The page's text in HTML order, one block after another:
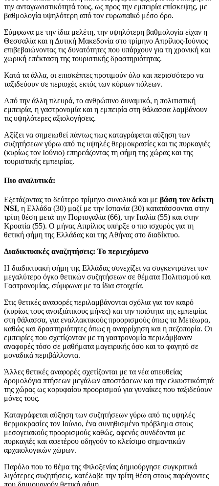
την ανταγωνιστικότητά τους, ως προς την εμπειρία επίσκεψης, με
βαθμολογία υψηλότερη από τον ευρωπαϊκό μέσο όρο.
Σύμφωνα με την ίδια μελέτη, την υψηλότερη βαθμολογία είχαν η
Θεσσαλία και η Δυτική Μακεδονία στο τρίμηνο Απρίλιος-Ιούνιος
επιβεβαιώνοντας τις δυνατότητες που υπάρχουν για τη χρονική και
χωρική επέκταση της τουριστικής δραστηριότητας.
Κατά τα άλλα, οι επισκέπτες προτιμούν όλο και περισσότερο να
ταξιδεύουν σε περιοχές εκτός των κύριων πόλεων.
Από την άλλη πλευρά, το ανθρώπινο δυναμικό, η πολιτιστική
εμπειρία, η γαστρονομία και η εμπειρία στη θάλασσα λαμβάνουν
τις υψηλότερες αξιολογήσεις.
Αξίζει να σημειωθεί πάντως πως καταγράφεται αύξηση των
συζητήσεων γύρω από τις υψηλές θερμοκρασίες και τις πυρκαγιές
(κυρίως τον Ιούνιο) επηρεάζοντας τη φήμη της χώρας και της
τουριστικής εμπειρίας.
Πιο αναλυτικά:
Εξετάζοντας το δεύτερο τρίμηνο συνολικά και με βάση τον δείκτη
NSI, η Ελλάδα (30) μαζί με την Ισπανία (30) κατατάσσονται στην
τρίτη θέση μετά την Πορτογαλία (66), την Ιταλία (55) και στην
Κροατία (55). O μήνας Απρίλιος υπήρξε ο πιο ισχυρός για τη
θετική φήμη της Ελλάδας και της Αθήνας στο διαδίκτυο.
Διαδικτυακές αναζητήσεις: Το περιεχόμενο
Η διαδικτυακή φήμη της Ελλάδας συνεχίζει να συγκεντρώνει τον
μεγαλύτερο όγκο θετικών συζητήσεων σε θέματα Πολιτισμού και
Γαστρονομίας, σύμφωνα με τα ίδια στοιχεία.
Στις θετικές αναφορές περιλαμβάνονται σχόλια για τον καιρό
(κυρίως τους ανοιξιάτικους μήνες) και την ποιότητα της εμπειρίας
στη θάλασσα, για εναλλακτικούς προορισμούς όπως τα Μετέωρα,
καθώς και δραστηριότητες όπως η αναρρίχηση και η πεζοπορία. Οι
εμπειρίες που σχετίζονταν με τη γαστρονομία περιλάμβαναν
αναφορές τόσο σε μαθήματα μαγειρικής όσο και το φαγητό σε
μοναδικά περιβάλλοντα.
Άλλες θετικές αναφορές σχετίζονται με τα νέα απευθείας
δρομολόγια πτήσεων μεγάλων αποστάσεων και την ελκυστικότητά
της χώρας ως κορυφαίου προορισμού για γυναίκες που ταξιδεύουν
μόνες τους.
Καταγράφεται αύξηση των συζητήσεων γύρω από τις υψηλές
θερμοκρασίες τον Ιούνιο, ένα συνηθισμένο πρόβλημα στους
μεσογειακούς προορισμούς καθώς, αφενός συνδέονται με
πυρκαγιές και αφετέρου οδηγούν το κλείσιμο σημαντικών
αρχαιολογικών χώρων.
Παρόλο που το θέμα της Φιλοξενίας δημιούργησε συγκριτικά
λιγότερες συζητήσεις, κατέλαβε την τρίτη θέση στους παράγοντες